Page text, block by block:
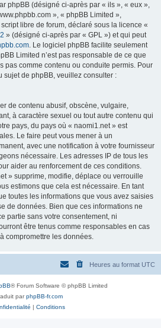
phpBB (désigné ci-après par « ils », « eux »,
», « phpBB Limited »,
libre de forum, déclaré sous la licence «
» (désigné ci-après par « GPL ») et qui peut
. Le logiciel phpBB facilite seulement
Limited n’est pas responsable de ce que
pas comme contenu ou conduite permis. Pour
sujet de phpBB, veuillez consulter :
de contenu abusif, obscène, vulgaire,
à caractère sexuel ou tout autre contenu qui
pays, du pays où « naomi1.net » est
Le faire peut vous mener à un
avec une notification à votre fournisseur
nécessaire. Les adresses IP de tous les
aider au renforcement de ces conditions.
» supprime, modifie, déplace ou verrouille
estimons que cela est nécessaire. En tant
toutes les informations que vous avez saisies
de données. Bien que ces informations ne
partie sans votre consentement, ni
être tenus comme responsables en cas
compromettre les données.
Heures au format UTC
® Forum Software © phpBB Limited
parphpBB-fr.com
| Conditions